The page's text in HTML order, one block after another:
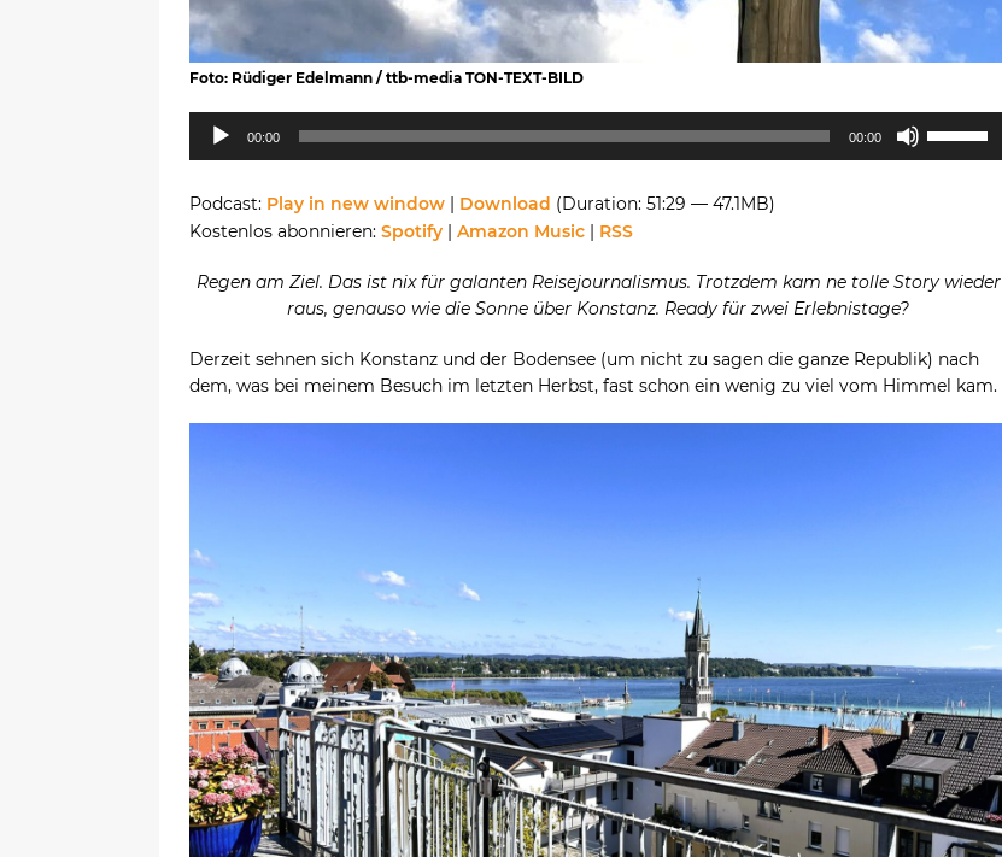
Foto: Rüdiger Edelmann / ttb-media TON-TEXT-BILD
Audio-
Player
00:00 00:00
zu
Podcast: Play in new window | Download (Duration: 51:29 — 47.1MB)
Kostenlos abonnieren: Spotify | Amazon Music | RSS
Regen am Ziel. Das ist nix für galanten Reisejournalismus. Trotzdem kam ne tolle Story wieder
raus, genauso wie die Sonne über Konstanz. Ready für zwei Erlebnistage?
Derzeit sehnen sich Konstanz und der Bodensee (um nicht zu sagen die ganze Republik) nach
dem, was bei meinem Besuch im letzten Herbst, fast schon ein wenig zu viel vom Himmel kam.